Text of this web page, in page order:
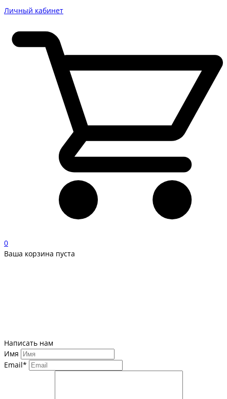
Личный кабинет
0
Ваша корзина пуста
Написать нам
Имя
Email*